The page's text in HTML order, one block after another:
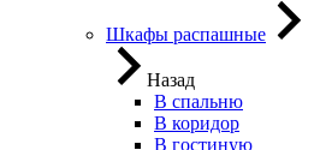
Шкафы распашные
Назад
В спальню
В коридор
В гостиную